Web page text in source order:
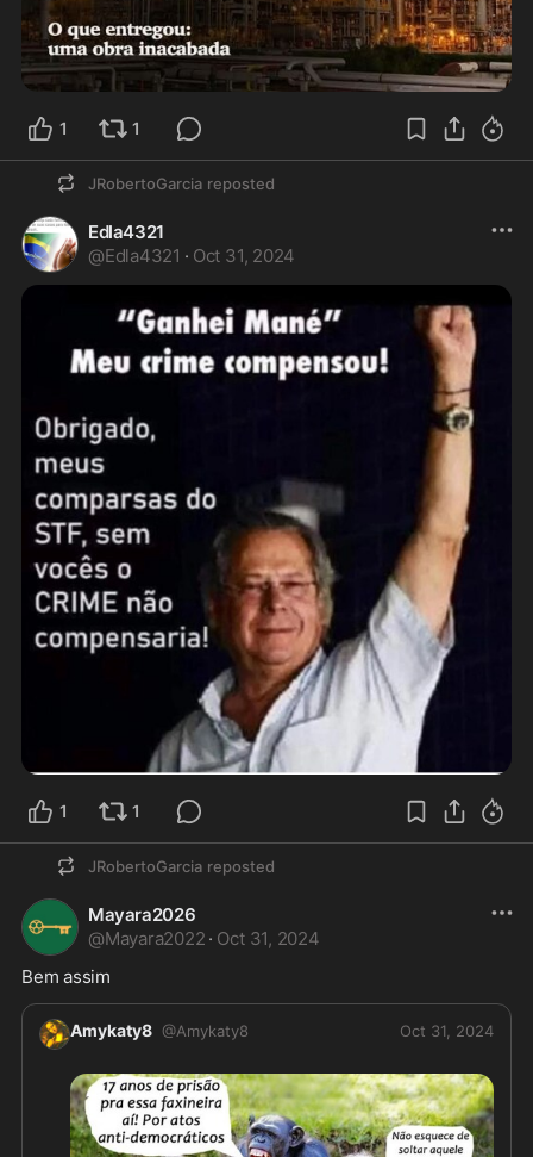
1 1
JRobertoGarcia reposted
Edla4321
@Edla4321 · Oct 31, 2024
1 1
JRobertoGarcia reposted
Mayara2026
@Mayara2022 · Oct 31, 2024
Bem assim
Amykaty8 @Amykaty8 Oct 31, 2024